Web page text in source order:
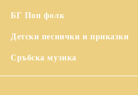
БГ Поп фолк
Детски песнички и приказки
Сръбска музика